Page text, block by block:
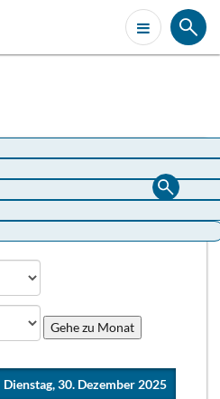
Gehe zu Monat
Dienstag, 30. Dezember 2025